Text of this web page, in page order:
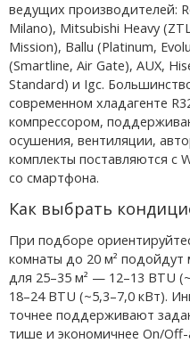
ведущих производителей:
Milano), Mitsubishi Heavy
Mission), Ballu (Platinum,
(Smartline, Air Gate), AUX,
Standard) и Igc.
современном хладагенте
компрессором,
осушения, вентиляции,
комплекты поставляются с
со смартфона.
Как выбрать
При подборе
комнаты до 20 м² подойдут
для 25–35 м² — 12–13 BTU
18–24 BTU (~5,3–7,0 кВт).
точнее поддерживают
тише и экономичнее On/Off-